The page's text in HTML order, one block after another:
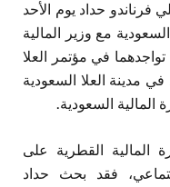
فرناندو حداد يوم الأحد
مع وزير المالية
في مؤتمر العلا
مدينة العلا السعودية
المالية السعودية.
المالية القطرية على
فقد بحث حداد